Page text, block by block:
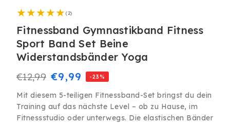
in
öffnen
(2)
insgesamt
Fitnessband Gymnastikband Fitness
Sport Band Set Beine
Widerstandsbänder Yoga
Normaler
Preis
€12,99 Verkaufspreis
€9,99 -23%
Mit diesem 5-teiligen Fitnessband-Set bringst du dein
Training auf das nächste Level – ob zu Hause, im
Fitnessstudio oder unterwegs. Die elastischen Bänder